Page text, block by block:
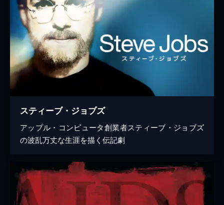
スティーブ・ジョブズ
アップル・コンピュータ創業者スティーブ・ジョブズ
の波乱万丈な生涯を描く伝記劇